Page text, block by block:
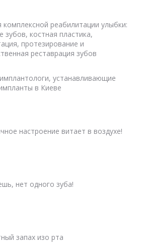
комплексной реабилитации улыбки:
зубов, костная пластика,
протезирование и
реставрация зубов
устанавливающие
в Киеве
настроение витает в воздухе!
нет одного зуба!
запах изо рта